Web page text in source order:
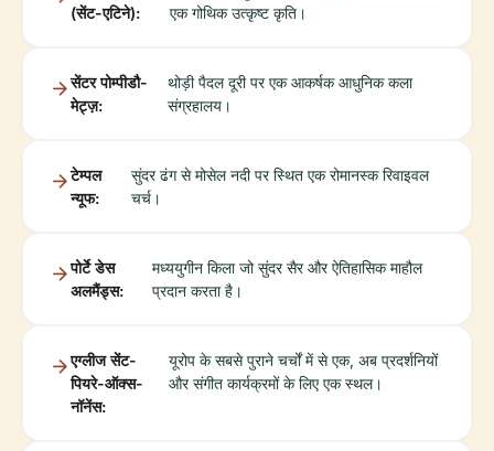
(सेंट-एटिने):
एक गोथिक उत्कृष्ट कृति।
सेंटर पोम्पीडौ-
मेट्ज़:
थोड़ी पैदल दूरी पर एक आकर्षक आधुनिक कला
संग्रहालय।
टेम्पल
न्यूफ:
सुंदर ढंग से मोसेल नदी पर स्थित एक रोमानस्क रिवाइवल
चर्च।
पोर्टे डेस
अलमैंड्स:
मध्ययुगीन किला जो सुंदर सैर और ऐतिहासिक माहौल
प्रदान करता है।
एग्लीज सेंट-
पियरे-ऑक्स-
नॉनेंस:
यूरोप के सबसे पुराने चर्चों में से एक, अब प्रदर्शनियों
और संगीत कार्यक्रमों के लिए एक स्थल।